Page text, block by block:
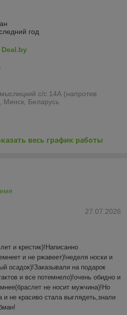
год
Deal.by
с/с 14А (напротив
Минск, Беларусь
весь график работы
27.07.2026
и крестик)!Написанно
и не ржавеет)!неделя носки и
осадок)!Заказывали на подарок
и все потемнело)!очень обидно и
не носит мужчина)!Но
и не красиво стала выглядеть,знали